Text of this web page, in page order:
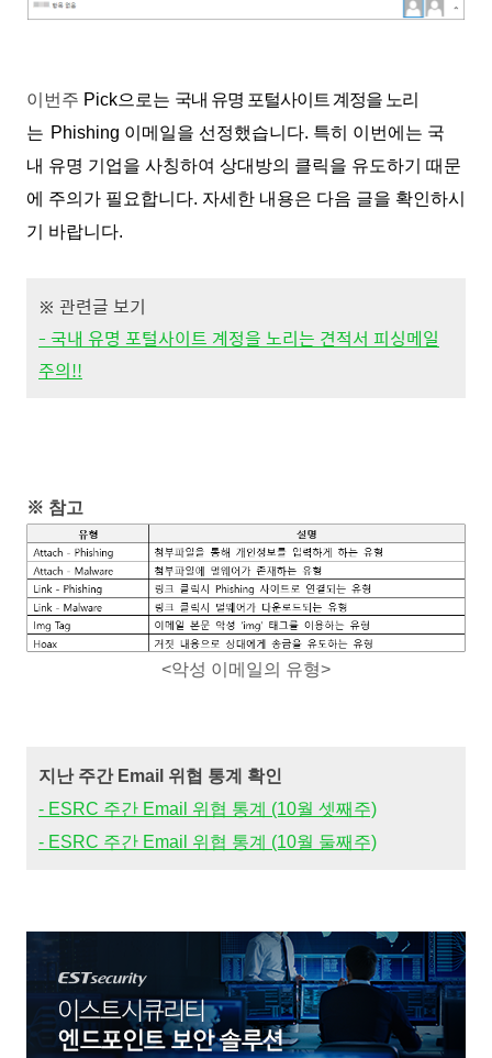
이번주 Pick으로는 국내 유명 포털사이트 계정을 노리
는 Phishing 이메일을 선정했습니다. 특히 이번에는 국
내 유명 기업을 사칭하여 상대방의 클릭을 유도하기 때문
에 주의가 필요합니다. 자세한 내용은 다음 글을 확인하시
기 바랍니다.
※ 관련글 보기
- 국내 유명 포털사이트 계정을 노리는 견적서 피싱메일
주의!!
※ 참고
<악성 이메일의 유형>
지난 주간 Email 위협 통계 확인
- ESRC 주간 Email 위협 통계 (10월 셋째주)
- ESRC 주간 Email 위협 통계 (10월 둘째주)